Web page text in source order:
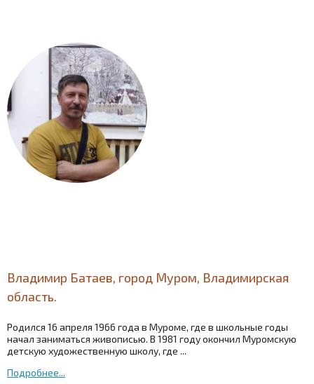
Владимир Батаев, город Муром, Владимирская
область.
Родился 16 апреля 1966 года в Муроме, где в школьные годы
начал заниматься живописью. В 1981 году окончил Муромскую
детскую художественную школу, где ...
Подробнее...